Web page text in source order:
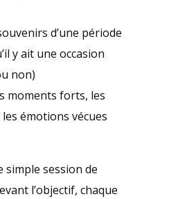
d’une période
y ait une occasion
non)
moments forts, les
émotions vécues
simple session de
l’objectif, chaque